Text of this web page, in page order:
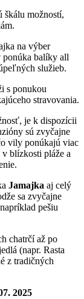
škálu možností,
na výber
ponúka balíky all
služieb.
s ponukou
stravovania.
je k dispozícii
sú zvyčajne
vily ponúkajú viac
blízkosti pláže a
Jamajka aj celý
sa zvyčajne
pešiu
chatrčí až po
(napr. Rasta
z tradičných
2025